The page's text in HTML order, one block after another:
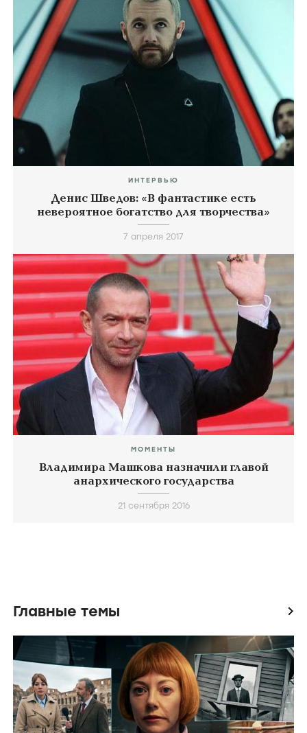
ИНТЕРВЬЮ
Денис Шведов: «В фантастике есть
невероятное богатство для творчества»
7 апреля 2017
МОМЕНТЫ
Владимира Машкова назначили главой
анархического государства
21 сентября 2016
Главные темы icon